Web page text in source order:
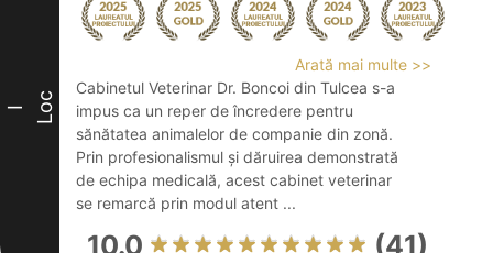
I Loc
Arată mai multe >>
Cabinetul Veterinar Dr. Boncoi din Tulcea s-a
impus ca un reper de încredere pentru
sănătatea animalelor de companie din zonă.
Prin profesionalismul și dăruirea demonstrată
de echipa medicală, acest cabinet veterinar
se remarcă prin modul atent ...
10.0 (41)